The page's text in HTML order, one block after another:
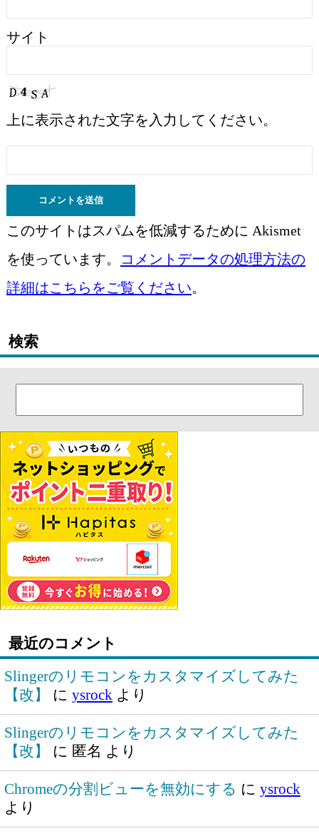
サイト
上に表示された文字を入力してください。
このサイトはスパムを低減するために Akismet
を使っています。
コメントデータの処理方法の
詳細はこちらをご覧ください。
検索
最近のコメント
Slingerのリモコンをカスタマイズしてみた
【改】
に ysrockより
Slingerのリモコンをカスタマイズしてみた
【改】
に 匿名 より
Chromeの分割ビューを無効にする に ysrock
より